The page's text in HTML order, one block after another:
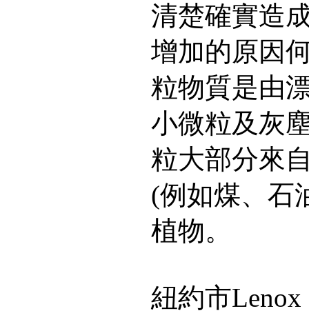
清楚確實造
增加的原因
粒物質是由
小微粒及灰
粒大部分來
(例如煤、石
植物。
紐約市